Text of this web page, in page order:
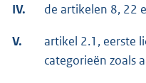
IV. de artikelen 8, 22
V.
artikel 2.1, eerste
categorieën zoals